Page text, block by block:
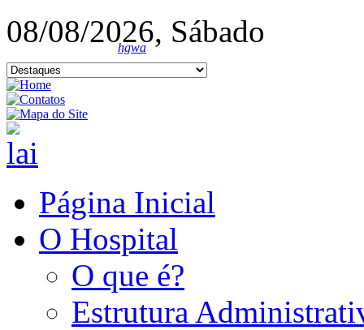
08/08/2026, Sábado
hgwa
Página Inicial
O Hospital
O que é?
Estrutura